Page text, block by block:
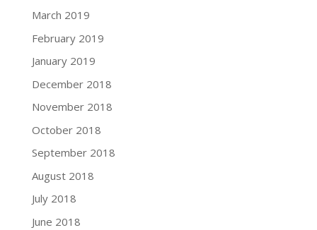
March 2019
February 2019
January 2019
December 2018
November 2018
October 2018
September 2018
August 2018
July 2018
June 2018